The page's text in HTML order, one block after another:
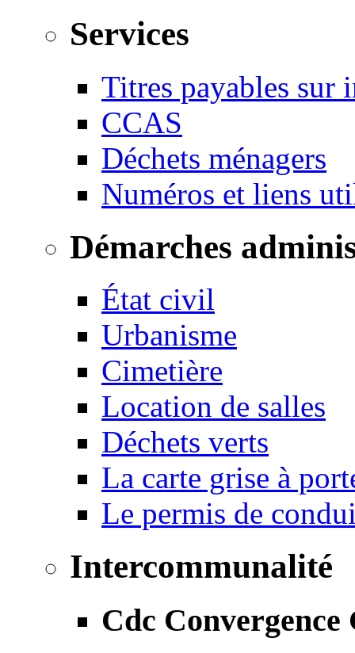
Services
Titres payables sur
CCAS
Déchets ménagers
Numéros et liens
Démarches
État civil
Urbanisme
Cimetière
Location de salles
Déchets verts
La carte grise à
Le permis de
Intercommunalité
Cdc Convergence